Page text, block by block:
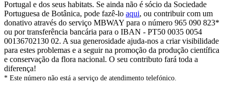
Portugal e dos seus habitats. Se ainda não é sócio da Sociedade
Portuguesa de Botânica, pode fazê-lo aqui, ou contribuir com um
donativo através do serviço MBWAY para o número 965 090 823*
ou por transferência bancária para o IBAN - PT50 0035 0054
00136702130 02. A sua generosidade ajuda-nos a criar visibilidade
para estes problemas e a seguir na promoção da produção científica
e conservação da flora nacional. O seu contributo fará toda a
diferença!
* Este número não está a serviço de atendimento telefónico.